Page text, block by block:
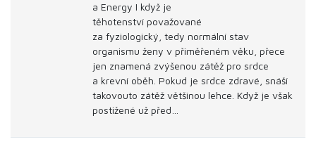
a Energy I když je
těhotenství považované
za fyziologický, tedy normální stav
organismu ženy v přiměřeném věku, přece
jen znamená zvýšenou zátěž pro srdce
a krevní oběh. Pokud je srdce zdravé, snáší
takovouto zátěž většinou lehce. Když je však
postižené už před…